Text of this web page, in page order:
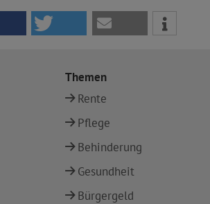
Themen
Rente
Pflege
Behinderung
Gesundheit
Bürgergeld